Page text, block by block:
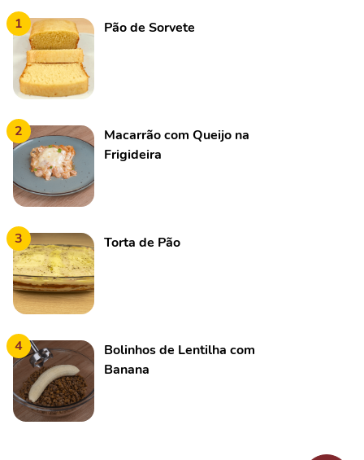
1 Pão de Sorvete
2
Macarrão com Queijo na
Frigideira
3 Torta de Pão
4
Bolinhos de Lentilha com
Banana